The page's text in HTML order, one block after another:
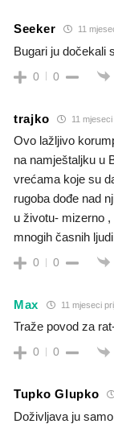
Seeker 11
Bugari ju dočekali
0 0
trajko 11
Ovo lažljivo
na namještaljku u
vrećama koje su
rugoba dođe nad
u životu- mizerno
mnogih časnih
0 0
Max 11 mjeseci
Traže povod za
0 0
Tupko Glupko
Doživljava ju